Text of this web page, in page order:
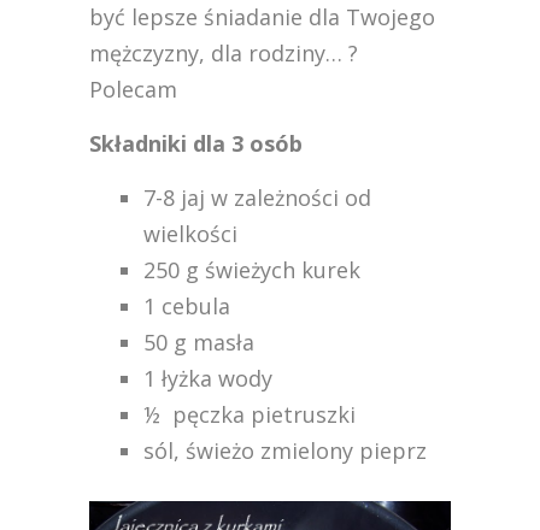
być lepsze śniadanie dla Twojego
mężczyzny, dla rodziny… ?
Polecam
Składniki dla 3 osób
7-8 jaj w zależności od
wielkości
250 g świeżych kurek
1 cebula
50 g masła
1 łyżka wody
½ pęczka pietruszki
sól, świeżo zmielony pieprz